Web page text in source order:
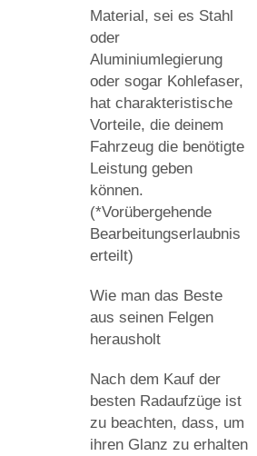
Material, sei es Stahl
oder
Aluminiumlegierung
oder sogar Kohlefaser,
hat charakteristische
Vorteile, die deinem
Fahrzeug die benötigte
Leistung geben
können.
(*Vorübergehende
Bearbeitungserlaubnis
erteilt)
Wie man das Beste
aus seinen Felgen
herausholt
Nach dem Kauf der
besten Radaufzüge ist
zu beachten, dass, um
ihren Glanz zu erhalten